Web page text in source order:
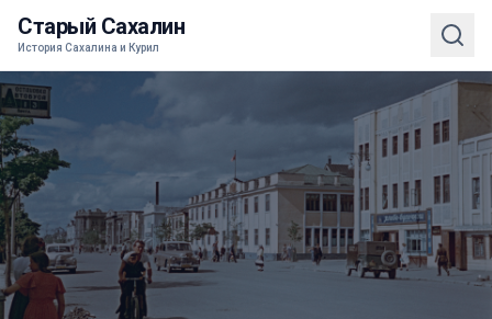
Старый Сахалин
История Сахалина и Курил